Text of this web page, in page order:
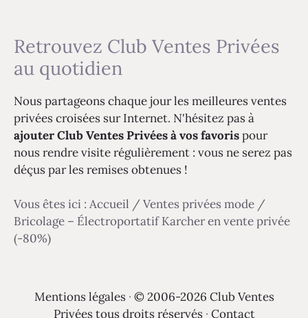
Retrouvez Club Ventes Privées
au quotidien
Nous partageons chaque jour les meilleures ventes
privées croisées sur Internet. N'hésitez pas à
ajouter Club Ventes Privées à vos favorispour
nous rendre visite régulièrement : vous ne serez pas
déçus par les remises obtenues !
Vous êtes ici : Accueil / Ventes privées mode /
Bricolage – Électroportatif Karcher en vente privée
(-80%)
Mentions légales · © 2006-2026 Club Ventes
Privées tous droits réservés · Contact